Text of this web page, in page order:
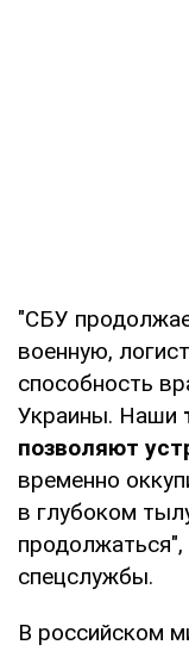
"СБУ
военную,
способность
Украины. Наши
позволяют
временно
в глубоком
спецслужбы.
В российском